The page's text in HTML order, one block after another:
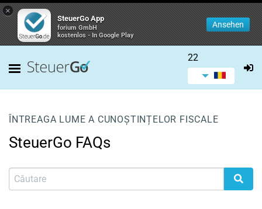
×
SteuerGo App
forium GmbH
kostenlos - In Google Play
Ansehen
22
ÎNTREAGA LUME A CUNOȘTINȚELOR FISCALE
SteuerGo FAQs